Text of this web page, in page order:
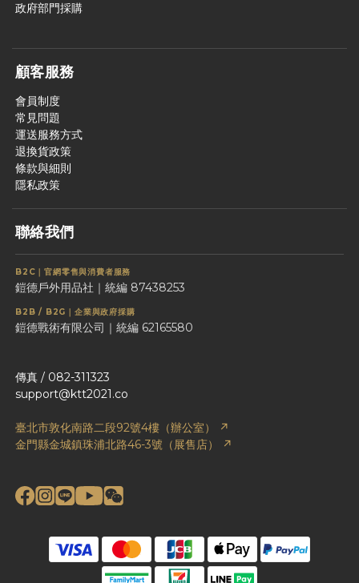
政府部門採購
顧客服務
會員制度
常見問題
運送服務方式
退換貨政策
條款與細則
隱私政策
聯絡我們
B2C｜官網零售與消費者服務
鎧德戶外用品社｜統編 87438253
B2B / B2G｜企業與政府採購
鎧德戰術有限公司｜統編 62165580
傳真 / 082-311323
support@ktt2021.co
臺北市敦化南路二段92號4樓（辦公室） ↗
金門縣金城鎮珠浦北路46-3號（展售店） ↗